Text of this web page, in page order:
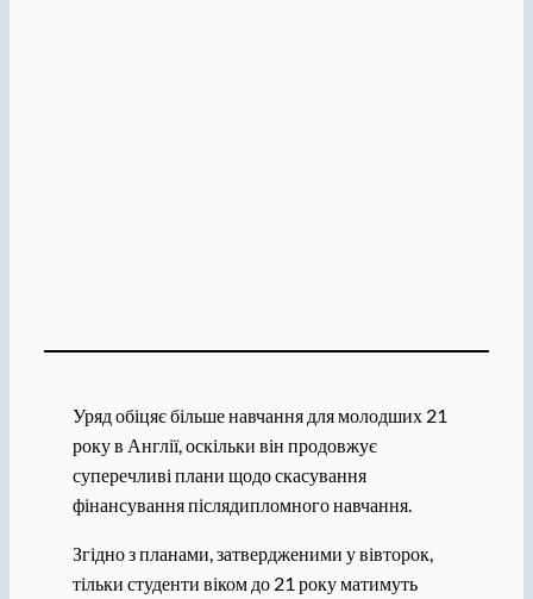
Уряд обіцяє більше навчання для молодших 21
року в Англії, оскільки він продовжує
суперечливі плани щодо скасування
фінансування післядипломного навчання.
Згідно з планами, затвердженими у вівторок,
тільки студенти віком до 21 року матимуть